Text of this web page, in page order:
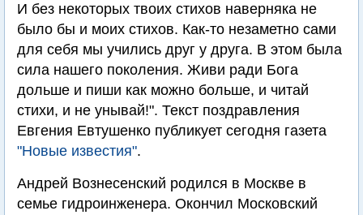
И без некоторых твоих стихов наверняка не
было бы и моих стихов. Как-то незаметно сами
для себя мы учились друг у друга. В этом была
сила нашего поколения. Живи ради Бога
дольше и пиши как можно больше, и читай
стихи, и не унывай!". Текст поздравления
Евгения Евтушенко публикует сегодня газета
"Новые известия".
Андрей Вознесенский родился в Москве в
семье гидроинженера. Окончил Московский